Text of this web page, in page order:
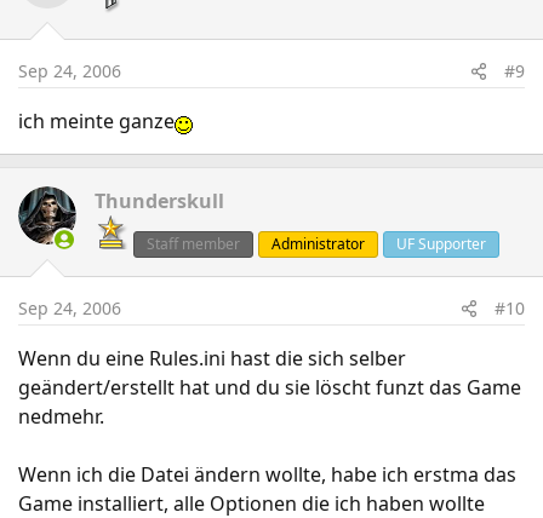
Sep 24, 2006 #9
ich meinte ganze
Thunderskull
Staff member Administrator UF Supporter
Sep 24, 2006 #10
Wenn du eine Rules.ini hast die sich selber
geändert/erstellt hat und du sie löscht funzt das Game
nedmehr.
Wenn ich die Datei ändern wollte, habe ich erstma das
Game installiert, alle Optionen die ich haben wollte